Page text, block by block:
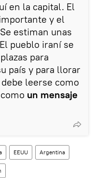
en la capital. El
y el
estiman unas
pueblo iraní se
para
país y para llorar
leerse como
un mensaje
EEUU Argentina